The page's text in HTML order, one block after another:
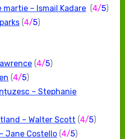
– Ismail Kadare (4/5)
(4/5)
(4/5)
(4/5)
– Stephanie
– Walter Scott (4/5)
Jane Costello (4/5)